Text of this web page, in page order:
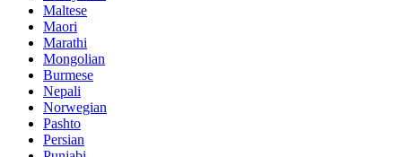
Maltese
Maori
Marathi
Mongolian
Burmese
Nepali
Norwegian
Pashto
Persian